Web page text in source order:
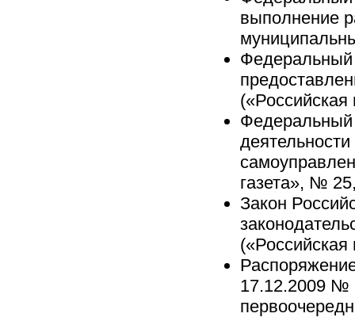
выполнение
Федеральный
газета», №
Закон
17.12.2009 №